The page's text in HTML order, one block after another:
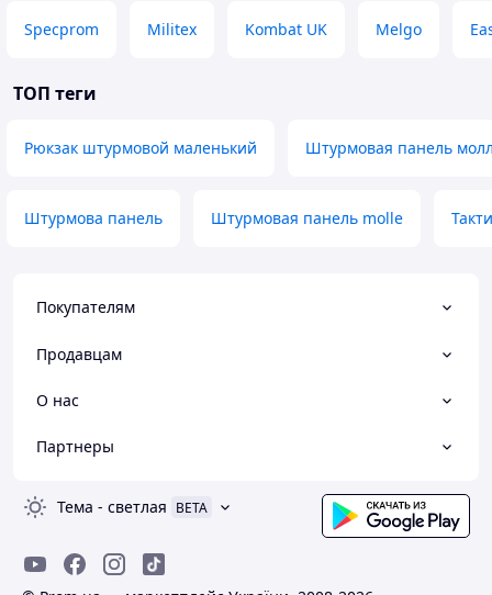
Specprom Militex Kombat UK Melgo
ТОП теги
Рюкзак штурмовой маленький Штурмовая панель
Штурмова панель Штурмовая панель molle
Покупателям
Продавцам
О нас
Партнеры
Тема - светлая BETA